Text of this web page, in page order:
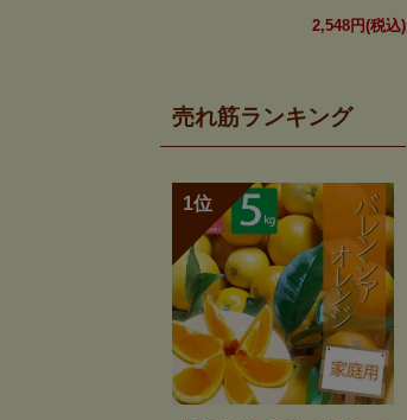
2,548円(税込)
売れ筋ランキング